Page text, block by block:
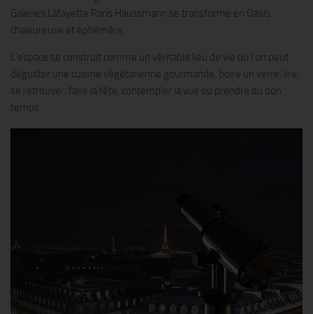
Galeries Lafayette Paris Haussmann se transforme en Oasis
chaleureuse et éphémère.
L’espace se construit comme un véritable lieu de vie où l’on peut
déguster une cuisine végétarienne gourmande, boire un verre, lire,
se retrouver, faire la fête, contempler la vue ou prendre du bon
temps.